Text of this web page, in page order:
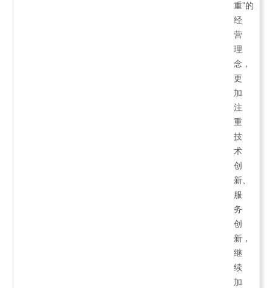
重”的
经
营
理
念，
更
加
注
重
技
术
创
新、
服
务
创
新，
继
续
加